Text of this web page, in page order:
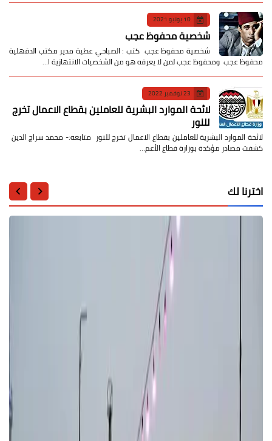
10 يونيو 2021
شخصية محفوظ عجب
شخصية محفوظ عجب كتب : الصباحي عطية مدير مكتب الدقهلية
محفوظ عجب ومحفوظ عجب لمن لا يعرفه هو من الشخصيات الانتهازية ا…
23 نوفمبر 2022
لائحة الموارد البشرية للعاملين بقطاع الاعمال تخرج
للنور
لائحة الموارد البشرية للعاملين بقطاع الاعمال تخرج للنور متابعه:- محمد سراج الدين
كشفت مصادر مؤكدة بوزارة قطاع الأعم…
اخترنا لك